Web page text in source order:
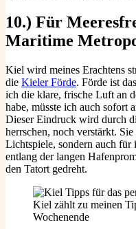
10.) Für
Maritime
Kiel wird meines Erachtens
die Kieler Förde. Förde ist
ich die klare, frische Luft an
habe, müsste ich auch sofort
Dieser Eindruck wird durch
herrschen, noch verstärkt.
Lichtspiele, sondern auch
entlang der langen
den Tatort gedreht.
Kiel zählt zu meinen
Wochenende